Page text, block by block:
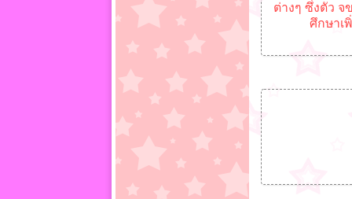
ต่างๆ ซึ่งตัว จ
ศึกษาเ